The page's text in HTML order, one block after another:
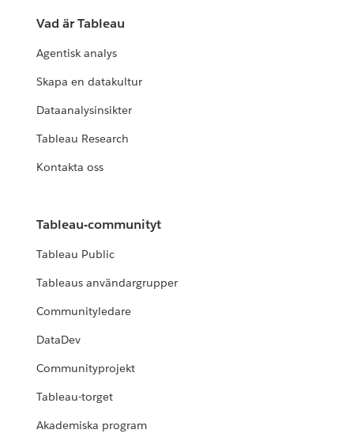
Vad är Tableau
Agentisk analys
Skapa en datakultur
Dataanalysinsikter
Tableau Research
Kontakta oss
Tableau-communityt
Tableau Public
Tableaus användargrupper
Communityledare
DataDev
Communityprojekt
Tableau-torget
Akademiska program